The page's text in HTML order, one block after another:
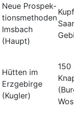
Neue Prospek-
tionsmethoden
Imsbach
(Haupt)
Hütten im
Erzgebirge
(Kugler)
150